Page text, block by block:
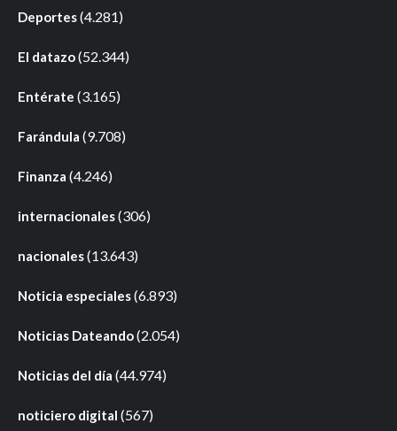
Deportes(4.281)
El datazo(52.344)
Entérate (3.165)
Farándula (9.708)
Finanza (4.246)
internacionales(306)
nacionales(13.643)
Noticia especiales(6.893)
Noticias Dateando(2.054)
Noticias del día (44.974)
noticiero digital (567)